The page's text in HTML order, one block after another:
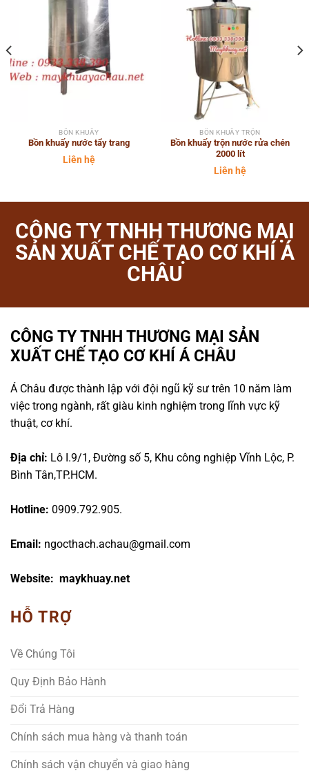
BỒN KHUẤY
Bồn khuấy nước tẩy trang
Liên hệ
BỒN KHUẤY TRỘN
Bồn khuấy trộn nước rửa chén
2000 lít
Liên hệ
CÔNG TY TNHH THƯƠNG MẠI
SẢN XUẤT CHẾ TẠO CƠ KHÍ Á
CHÂU
CÔNG TY TNHH THƯƠNG MẠI SẢN
XUẤT CHẾ TẠO CƠ KHÍ Á CHÂU
Á Châu được thành lập với đội ngũ kỹ sư trên 10 năm làm
việc trong ngành, rất giàu kinh nghiệm trong lĩnh vực kỹ
thuật, cơ khí.
Địa chỉ: Lô I.9/1, Đường số 5, Khu công nghiệp Vĩnh Lộc, P.
Bình Tân,TP.HCM.
Hotline: 0909.792.905.
Email: ngocthach.achau@gmail.com
Website: maykhuay.net
HỖ TRỢ
Về Chúng Tôi
Quy Định Bảo Hành
Đổi Trả Hàng
Chính sách mua hàng và thanh toán
Chính sách vận chuyển và giao hàng